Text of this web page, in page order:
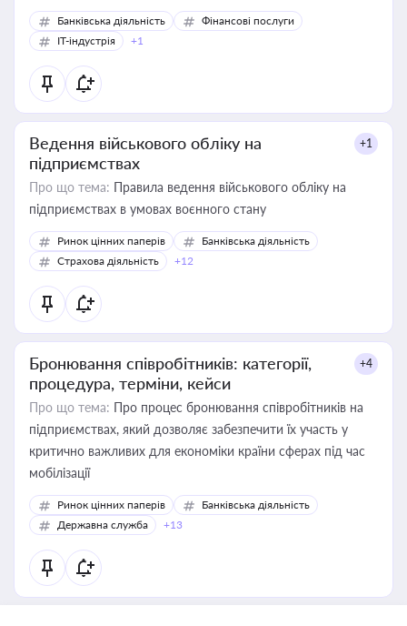
Банківська діяльність
Фінансові послуги
IT-індустрія
+1
Ведення військового обліку на
підприємствах
+1
Про що тема: Правила ведення військового обліку на
підприємствах в умовах воєнного стану
Ринок цінних паперів
Банківська діяльність
Страхова діяльність
+12
Бронювання співробітників: категорії,
процедура, терміни, кейси
+4
Про що тема: Про процес бронювання співробітників на
підприємствах, який дозволяє забезпечити їх участь у
критично важливих для економіки країни сферах під час
мобілізації
Ринок цінних паперів
Банківська діяльність
Державна служба
+13